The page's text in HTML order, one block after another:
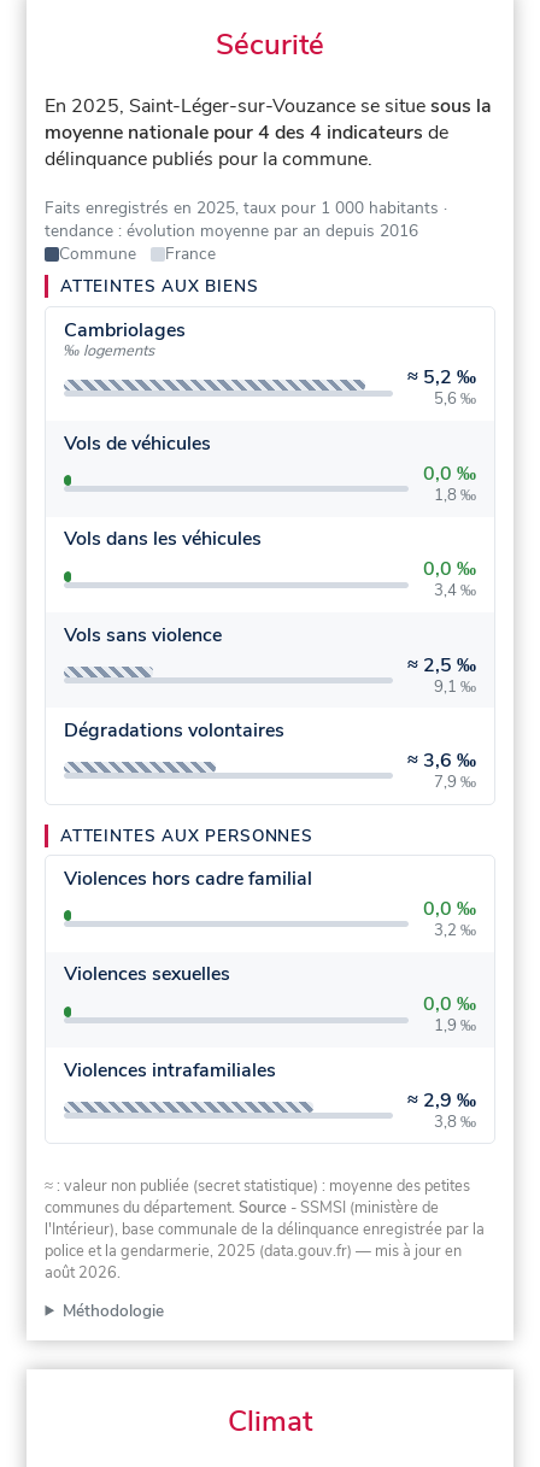
Sécurité
En 2025, Saint-Léger-sur-Vouzance se situesous la
moyenne nationale pour 4 des 4 indicateurs de
délinquance publiés pour la commune.
Faits enregistrés en 2025, taux pour 1 000 habitants ·
tendance : évolution moyenne par an depuis 2016
Commune
France
ATTEINTES AUX BIENS
Cambriolages
‰ logements
≈ 5,2 ‰
5,6 ‰
Vols de véhicules
0,0 ‰
1,8 ‰
Vols dans les véhicules
0,0 ‰
3,4 ‰
Vols sans violence
≈ 2,5 ‰
9,1 ‰
Dégradations volontaires
≈ 3,6 ‰
7,9 ‰
ATTEINTES AUX PERSONNES
Violences hors cadre familial
0,0 ‰
3,2 ‰
Violences sexuelles
0,0 ‰
1,9 ‰
Violences intrafamiliales
≈ 2,9 ‰
3,8 ‰
≈ : valeur non publiée (secret statistique) : moyenne des petites
communes du département.Source - SSMSI (ministère de
l'Intérieur), base communale de la délinquance enregistrée par la
police et la gendarmerie, 2025 (data.gouv.fr) — mis à jour en
août 2026.
Méthodologie
Climat